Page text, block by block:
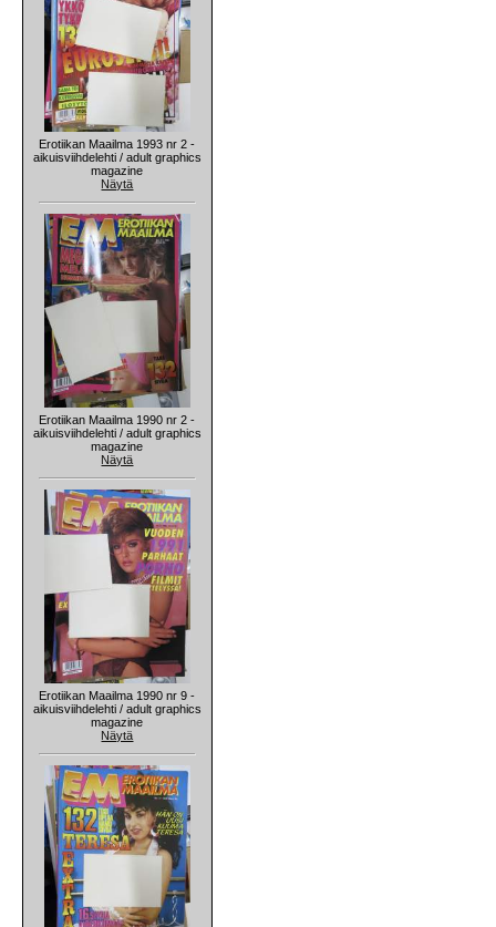
Erotiikan Maailma 1993 nr 2 -
aikuisviihdelehti / adult graphics
magazine
Näytä
Erotiikan Maailma 1990 nr 2 -
aikuisviihdelehti / adult graphics
magazine
Näytä
Erotiikan Maailma 1990 nr 9 -
aikuisviihdelehti / adult graphics
magazine
Näytä